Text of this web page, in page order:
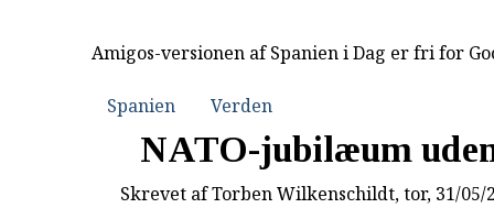
Amigos-versionen af Spanien i Dag er fri for
Spanien Verden
NATO-jubilæum
Skrevet afTorben Wilkenschildt, tor, 31/05/